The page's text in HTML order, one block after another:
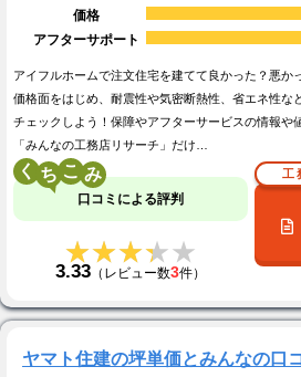
価格
アフターサポート
アイフルホームで注文住宅を建てて良かった？悪か
価格面をはじめ、耐震性や気密断熱性、省エネ性な
チェックしよう！保障やアフターサービスの情報や
「みんなの工務店リサーチ」だけ…
く こ
口コミによる評判
★★★★★
★★★★★
3.33 （レビュー数3件）
工
ヤマト住建の坪単価とみんなの口